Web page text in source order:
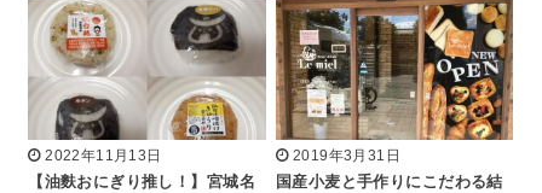
2022年11月13日
【油麩おにぎり推し！】宮城名
2019年3月31日
国産小麦と手作りにこだわる結